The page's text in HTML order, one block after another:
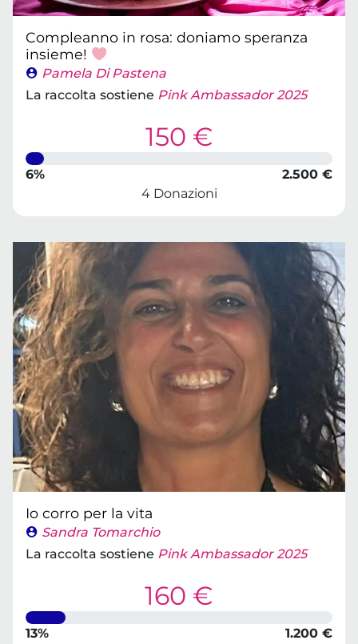
Compleanno in rosa: doniamo speranza
insieme!
Pamela Di Pastena
La raccolta sostiene Pink Ambassador 2025
150 €
6%
2.500 €
4 Donazioni
Io corro per la vita
Sandra Tomarchio
La raccolta sostiene Pink Ambassador 2025
160 €
13%
1.200 €